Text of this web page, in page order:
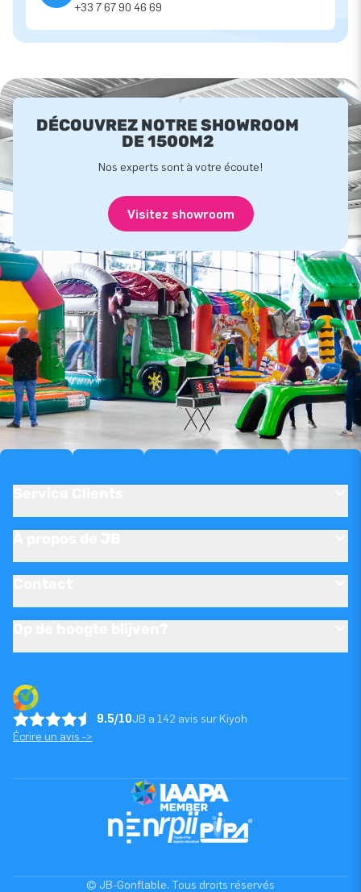
+33 7 67 90 46 69
DÉCOUVREZ NOTRE SHOWROOM
DE 1500M2
Nos experts sont à votre écoute!
Visitez showroom
9.5/10JB a 142 avis sur Kiyoh
Écrire un avis ->
© JB-Gonflable. Tous droits réservés